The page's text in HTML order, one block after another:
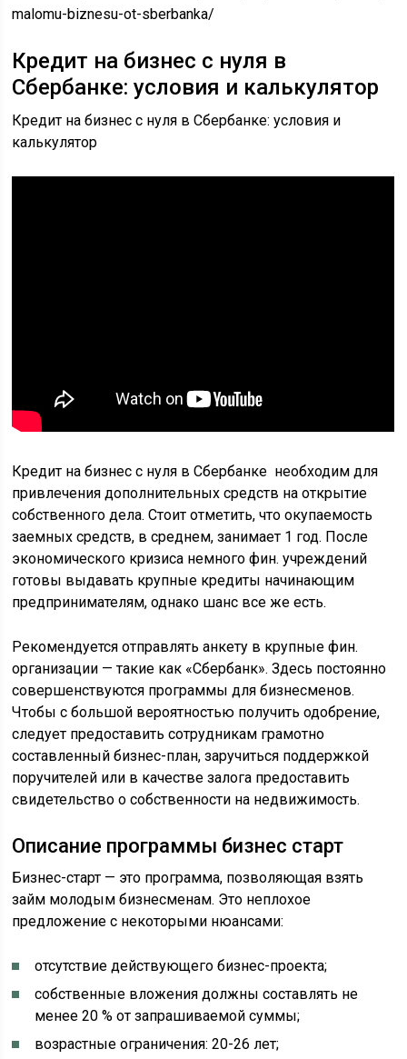
malomu-biznesu-ot-sberbanka/
Кредит на бизнес с нуля в
Сбербанке: условия и калькулятор
Кредит на бизнес с нуля в Сбербанке: условия и
калькулятор
Кредит на бизнес с нуля в Сбербанке необходим для
привлечения дополнительных средств на открытие
собственного дела. Стоит отметить, что окупаемость
заемных средств, в среднем, занимает 1 год. После
экономического кризиса немного фин. учреждений
готовы выдавать крупные кредиты начинающим
предпринимателям, однако шанс все же есть.
Рекомендуется отправлять анкету в крупные фин.
организации — такие как «Сбербанк». Здесь постоянно
совершенствуются программы для бизнесменов.
Чтобы с большой вероятностью получить одобрение,
следует предоставить сотрудникам грамотно
составленный бизнес-план, заручиться поддержкой
поручителей или в качестве залога предоставить
свидетельство о собственности на недвижимость.
Описание программы бизнес старт
Бизнес-старт — это программа, позволяющая взять
займ молодым бизнесменам. Это неплохое
предложение с некоторыми нюансами:
отсутствие действующего бизнес-проекта;
собственные вложения должны составлять не
менее 20 % от запрашиваемой суммы;
возрастные ограничения: 20-26 лет;